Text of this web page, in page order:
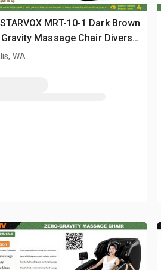
MRT-10-1 Dark Brown
Massage Chair Divers
WA